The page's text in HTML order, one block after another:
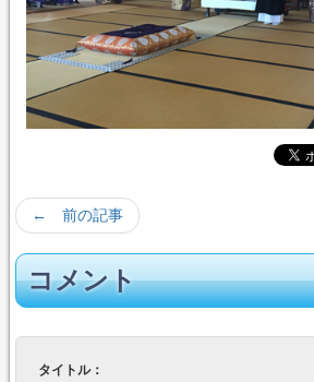
← 前の記事
コメント
タイトル：